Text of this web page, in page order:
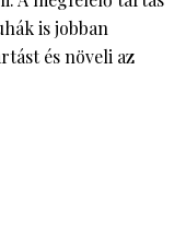
is jobban
és növeli az